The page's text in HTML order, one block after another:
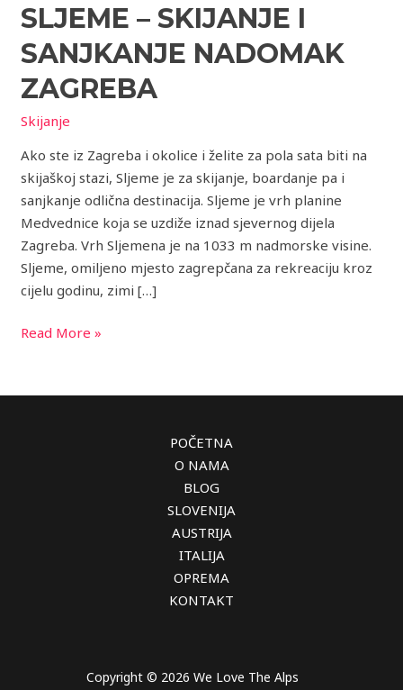
SLJEME – SKIJANJE I
SANJKANJE NADOMAK
ZAGREBA
Skijanje
Ako ste iz Zagreba i okolice i želite za pola sata biti na
skijaškoj stazi, Sljeme je za skijanje, boardanje pa i
sanjkanje odlična destinacija. Sljeme je vrh planine
Medvednice koja se uzdiže iznad sjevernog dijela
Zagreba. Vrh Sljemena je na 1033 m nadmorske visine.
Sljeme, omiljeno mjesto zagrepčana za rekreaciju kroz
cijelu godinu, zimi […]
skijanje
sanjkanje
nadomak
Zagreba
Read More »
POČETNA
O NAMA
BLOG
SLOVENIJA
AUSTRIJA
ITALIJA
OPREMA
KONTAKT
Copyright © 2026 We Love The Alps